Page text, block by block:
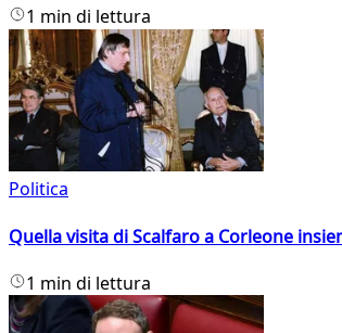
1 min di lettura
Politica
Quella visita di Scalfaro a Corleone
1 min di lettura